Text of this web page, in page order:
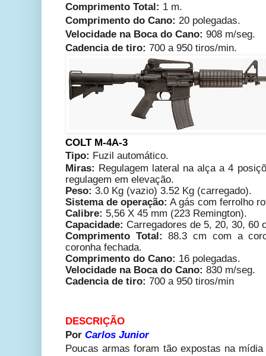
Comprimento Total: 1 m.
Comprimento do Cano: 20 polegadas.
Velocidade na Boca do Cano: 908 m/seg.
Cadencia de tiro: 700 a 950 tiros/min.
COLT M-4A-3
Tipo: Fuzil automático.
Miras: Regulagem lateral na alça a 4
regulagem em elevação.
Peso: 3.0 Kg (vazio) 3.52 Kg (carregado).
Sistema de operação: A gás com ferrolho
Calibre: 5,56 X 45 mm (223 Remington).
Capacidade: Carregadores de 5, 20, 30, 60
Comprimento Total: 88.3 cm com a
coronha fechada.
Comprimento do Cano: 16 polegadas.
Velocidade na Boca do Cano: 830 m/seg.
Cadencia de tiro: 700 a 950 tiros/min
DESCRIÇÃO
Por Carlos Junior
Poucas armas foram tão expostas na